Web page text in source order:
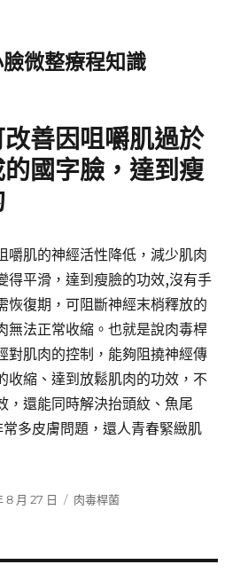
微整療程知識
善因咀嚼肌過於
國字臉，達到瘦
嚼肌的神經活性降低，減少肌肉
得平滑，達到瘦臉的功效,沒有手
恢復期，可阻斷神經末梢釋放的
無法正常收縮。也就是說肉毒桿
對肌肉的控制，能夠阻撓神經傳
收縮、達到放鬆肌肉的功效，不
，還能同時解決抬頭紋、魚尾
多皮膚問題，還人青春緊緻肌
8 月 27 日
分
肉毒桿菌